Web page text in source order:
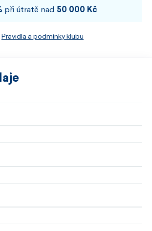
při útratě nad 50 000 Kč
Pravidla a podmínky klubu